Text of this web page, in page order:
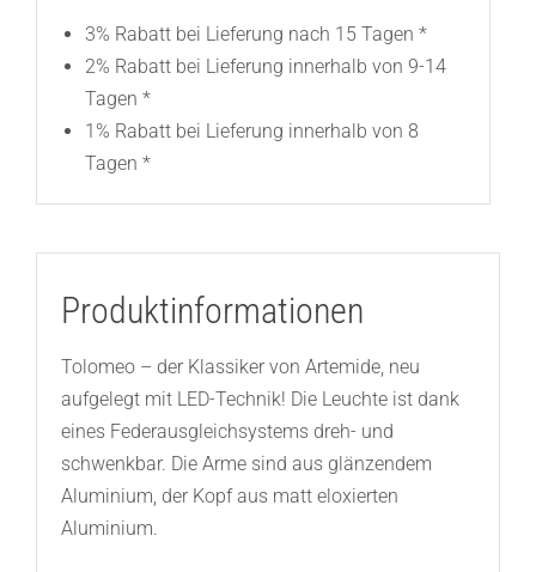
3% Rabatt bei Lieferung nach 15 Tagen *
2% Rabatt bei Lieferung innerhalb von 9-14
Tagen *
1% Rabatt bei Lieferung innerhalb von 8
Tagen *
Produktinformationen
Tolomeo – der Klassiker von Artemide, neu
aufgelegt mit LED-Technik! Die Leuchte ist dank
eines Federausgleichsystems dreh- und
schwenkbar. Die Arme sind aus glänzendem
Aluminium, der Kopf aus matt eloxierten
Aluminium.